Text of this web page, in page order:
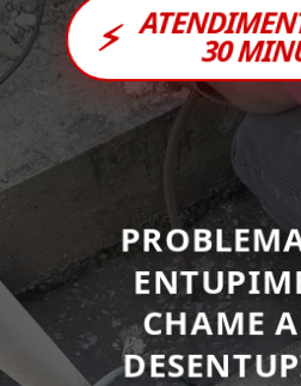
⚡ 30
CHAME A